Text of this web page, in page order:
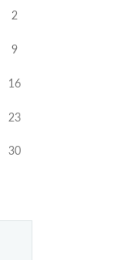
2
9
16
23
30